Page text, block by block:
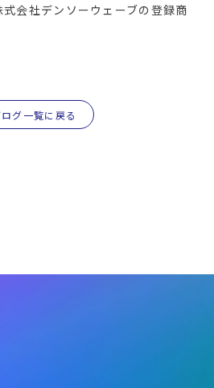
会社デンソーウェーブの登録商
ログ一覧に戻る